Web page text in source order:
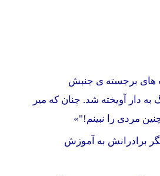
ی جنبش
دهمزنگ به دار آویخته شد. چنان که میر
مردی را نبینم!"»
برادرانش به آموزش